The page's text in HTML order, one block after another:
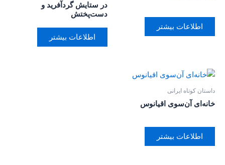
اطلاعات بیشتر
در ستایش گردآفرید و
دست‌پختش
اطلاعات بیشتر
داستان کوتاه ایرانی
خانه‌ای آن‌سوی اقیانوس
اطلاعات بیشتر